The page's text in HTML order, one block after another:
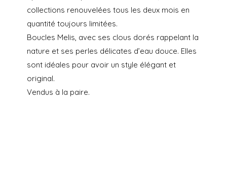
collections renouvelées tous les deux mois en
quantité toujours limitées.
Boucles Melis, avec ses clous dorés rappelant la
nature et ses perles délicates d’eau douce. Elles
sont idéales pour avoir un style élégant et
original.
Vendus à la paire.